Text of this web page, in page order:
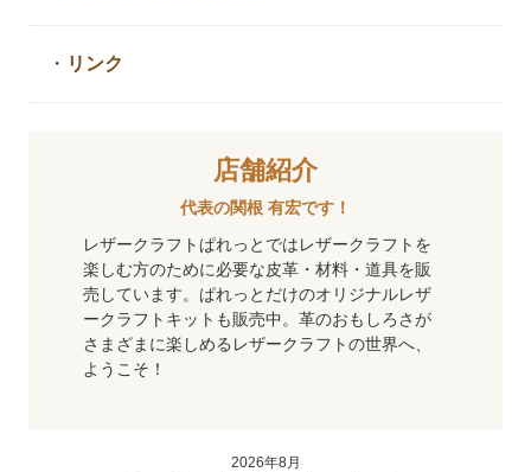
・ リンク
店舗紹介
代表の関根 有宏です！
レザークラフトぱれっとではレザークラフトを
楽しむ方のために必要な皮革・材料・道具を販
売しています。ぱれっとだけのオリジナルレザ
ークラフトキットも販売中。革のおもしろさが
さまざまに楽しめるレザークラフトの世界へ、
ようこそ！
2026年8月